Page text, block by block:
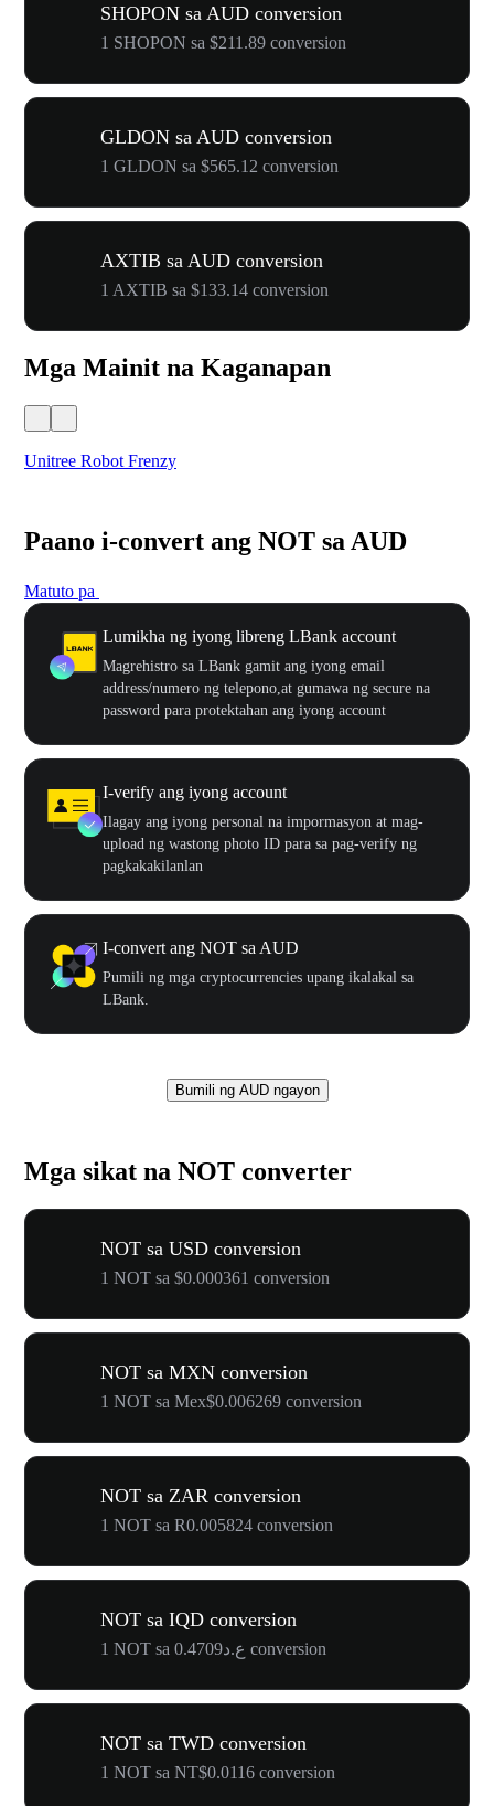
SHOPON sa AUD conversion
1 SHOPON sa $211.89 conversion
GLDON sa AUD conversion
1 GLDON sa $565.12 conversion
AXTIB sa AUD conversion
1 AXTIB sa $133.14 conversion
Mga Mainit na Kaganapan
Unitree Robot Frenzy
Paano i-convert ang NOT sa AUD
Matuto pa
Lumikha ng iyong libreng LBank account
Magrehistro sa LBank gamit ang iyong email
address/numero ng telepono,at gumawa ng secure na
password para protektahan ang iyong account
I-verify ang iyong account
Ilagay ang iyong personal na impormasyon at mag-
upload ng wastong photo ID para sa pag-verify ng
pagkakakilanlan
I-convert ang NOT sa AUD
Pumili ng mga cryptocurrencies upang ikalakal sa
LBank.
Bumili ng AUD ngayon
Mga sikat na NOT converter
NOT sa USD conversion
1 NOT sa $0.000361 conversion
NOT sa MXN conversion
1 NOT sa Mex$0.006269 conversion
NOT sa ZAR conversion
1 NOT sa R0.005824 conversion
NOT sa IQD conversion
1 NOT sa ع.د0.4709 conversion
NOT sa TWD conversion
1 NOT sa NT$0.0116 conversion